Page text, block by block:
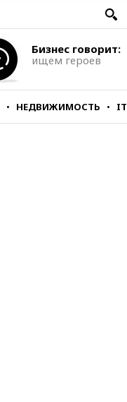
Бизнес говорит:
ищем героев
НЕДВИЖИМОСТЬ IT